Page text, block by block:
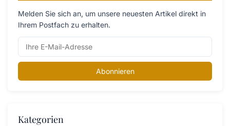
Melden Sie sich an, um unsere neuesten Artikel direkt in
Ihrem Postfach zu erhalten.
Abonnieren
Kategorien